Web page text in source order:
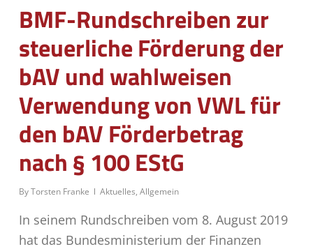
BMF-Rundschreiben zur
steuerliche Förderung der
bAV und wahlweisen
Verwendung von VWL für
den bAV Förderbetrag
nach § 100 EStG
ByTorsten Franke Aktuelles, Allgemein
In seinem Rundschreiben vom 8. August 2019
hat das Bundesministerium der Finanzen